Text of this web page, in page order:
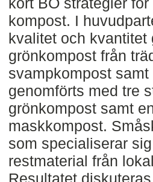
kompost. I
kvalitet och
grönkompost från
svampkompost
genomförts med tre
grönkompost samt
maskkompost.
som specialiserar
restmaterial från
Resultatet